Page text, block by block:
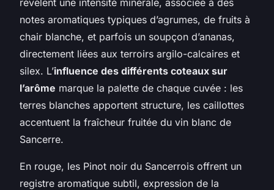
notes aromatiques typiques d’agrumes, de fruits à
chair blanche, et parfois un soupçon d’ananas,
directement liées aux terroirs argilo-calcaires et
silex. L’influence des différents coteaux sur
l’arôme marque la palette de chaque cuvée : les
terres blanches apportent structure, les caillottes
accentuent la fraîcheur fruitée du vin blanc de
Sancerre.
En rouge, les Pinot noir du Sancerrois offrent un
registre aromatique subtil, expression de la